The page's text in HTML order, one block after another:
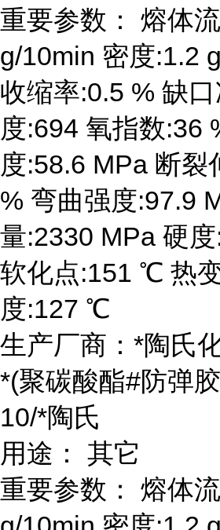
重要参数： 熔体
g/10min 密度:1.2
收缩率:0.5 % 缺
度:694 氧指数:36
度:58.6 MPa 断裂
% 弯曲强度:97.9
量:2330 MPa 硬
软化点:151 ℃ 热
度:127 ℃
生产厂商：*陶氏
*(聚碳酸酯#防弹
10/*陶氏
用途： 其它
重要参数： 熔体